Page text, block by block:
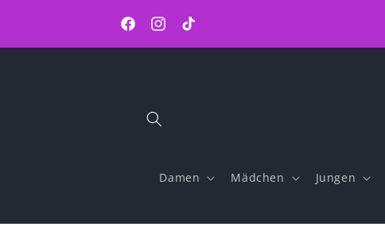
FacebookInstagram
TikTok
Damen Mädchen Jungen